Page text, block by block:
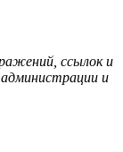
ссылок и
и